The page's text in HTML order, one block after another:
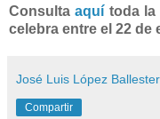
Consultaaquí toda la
celebra entre el 22 de
José Luis López
Compartir